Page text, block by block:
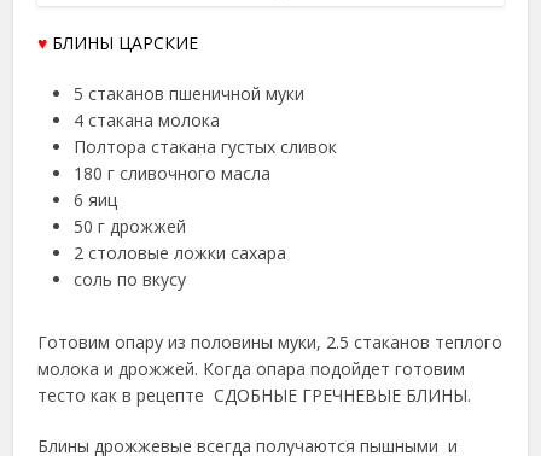
♥ БЛИНЫ ЦАРСКИЕ
5 стаканов пшеничной муки
4 стакана молока
Полтора стакана густых сливок
180 г сливочного масла
6 яиц
50 г дрожжей
2 столовые ложки сахара
соль по вкусу
Готовим опару из половины муки, 2.5 стаканов теплого
молока и дрожжей. Когда опара подойдет готовим
тесто как в рецепте СДОБНЫЕ ГРЕЧНЕВЫЕ БЛИНЫ.
Блины дрожжевые всегда получаются пышными и